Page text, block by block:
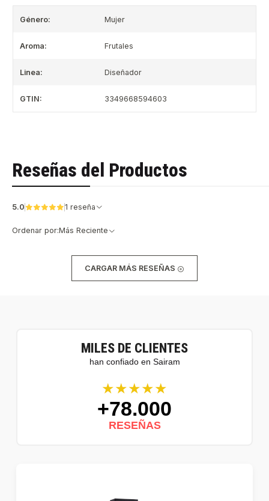
Género: Mujer
Aroma: Frutales
Linea: Diseñador
GTIN: 3349668594603
Reseñas del Productos
5.0 1 reseña
Ordenar por:Más Reciente
CARGAR MÁS RESEÑAS
MILES DE CLIENTES
han confiado en Sairam
★★★★★
+78.000
RESEÑAS